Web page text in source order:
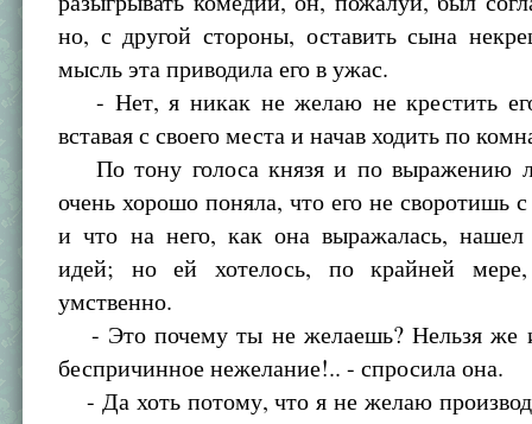
но, с другой стороны, оставить сына
мысль эта приводила его в ужас.
- Нет, я никак не желаю не крестить
вставая с своего места и начав ходить по
По тону голоса князя и по выражению
очень хорошо поняла, что его не своротишь
и что на него, как она выражалась,
идей; но ей хотелось, по крайней мере,
умственно.
- Это почему ты не желаешь? Нельзя же
беспричинное нежелание!.. - спросила она.
- Да хоть потому, что я не желаю